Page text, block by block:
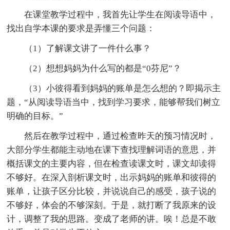
在课堂教学过程中，我首先让学生在阅读导语中，
找出自学本课的要求是弄懂三个问题：
（1）了解课文讲了一件什么事？
（2）想想妈妈为什么写的都是“0芬尼”？
（3）小彼得看到妈妈的账单是怎么想的？即揭示主
题，“从阅读导语当中，找到学习要求，能够帮我们树立
明确的目标。”
然后在教学过程中，通过检查昨天的预习情况时，
大部分学生都能主动地在课下查找理解词语的意思，并
概括课文的主要内容，但在检查读课文时，课文却读得
不够好。在深入剖析课文时，出示妈妈的账单和彼得的
账单，让孩子区分比较，并说说自己的感受，孩子说的
不够好，体会的不够深刻。于是，就打断了我原来的设
计，调整了我的思路。变成了老师的讲。唉！总是不敢